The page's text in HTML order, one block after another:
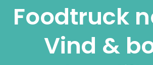
Foodtruck
Vind &